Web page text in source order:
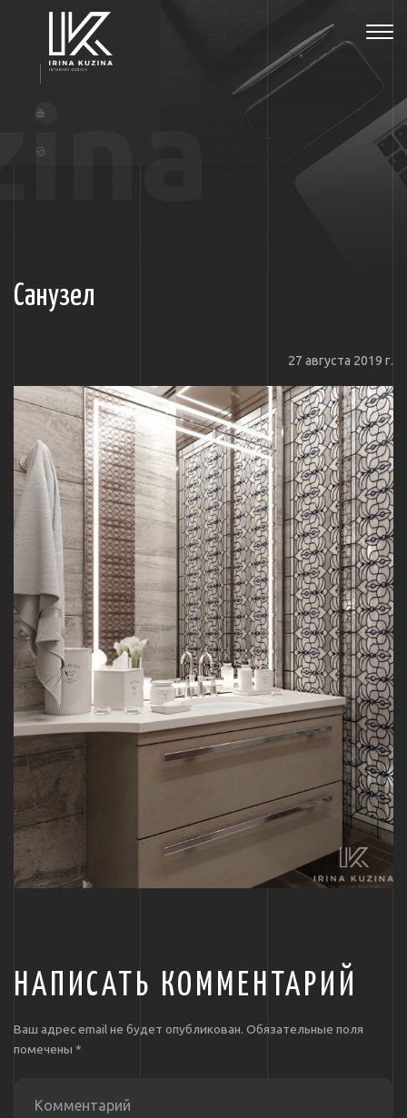
Санузел
27 августа 2019 г.
НАПИСАТЬ КОММЕНТАРИЙ
Ваш адрес email не будет опубликован. Обязательные поля
помечены *